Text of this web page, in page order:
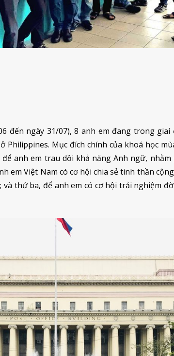
đến ngày 31/07), 8 anh em đang trong giai
Philippines. Mục đích chính của khoá học
anh em trau dồi khả năng Anh ngữ, nhằm
em Việt Nam có cơ hội chia sẻ tinh thần
thứ ba, để anh em có cơ hội trải nghiệm